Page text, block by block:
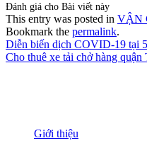
Đánh giá cho Bài viết này
This entry was posted in VẬN
Bookmark the permalink.
Diễn biến dịch COVID-19 tại
Cho thuê xe tải chở hàng
Giới thiệu